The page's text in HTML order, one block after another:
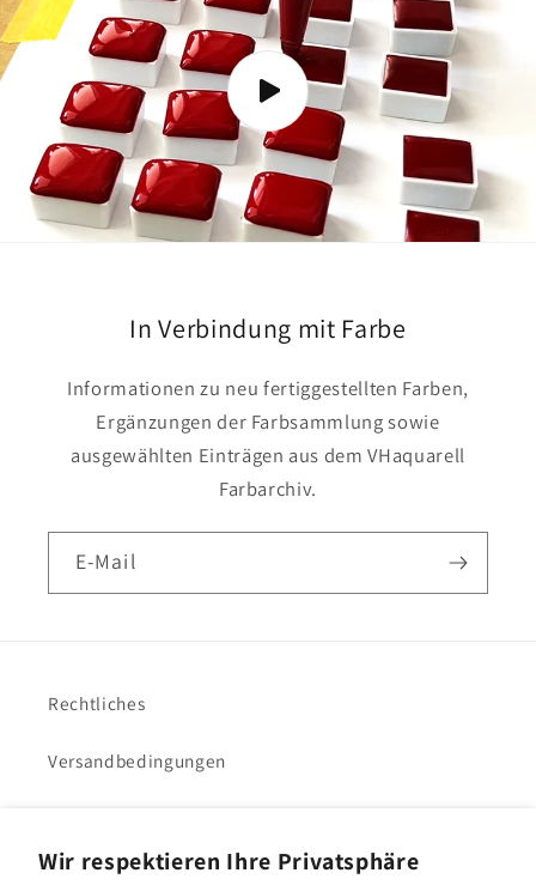
Wir respektieren Ihre Privatsphäre
n
In Verbindung mit Farbe
Informationen zu neu fertiggestellten Farben,
Ergänzungen der Farbsammlung sowie
ausgewählten Einträgen aus dem VHaquarell
Farbarchiv.
E-Mail
Rechtliches
Versandbedingungen
VHacademy